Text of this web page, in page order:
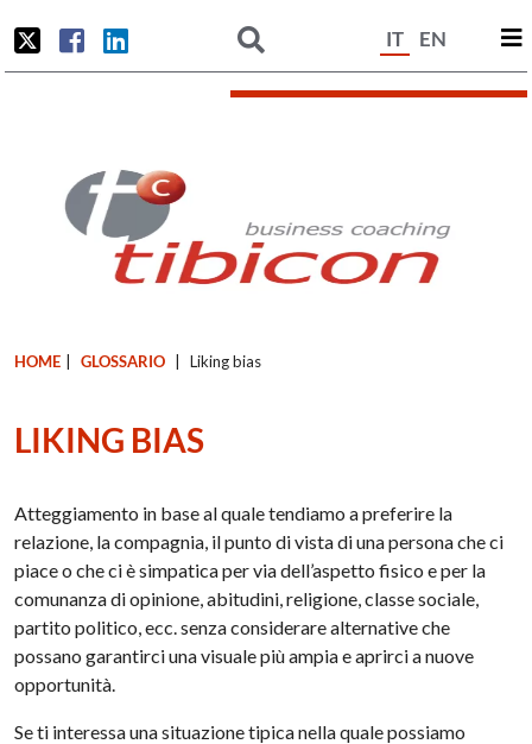
IT EN
HOME GLOSSARIO Liking bias
LIKING BIAS
Atteggiamento in base al quale tendiamo a preferire la
relazione, la compagnia, il punto di vista di una persona che ci
piace o che ci è simpatica per via dell’aspetto fisico e per la
comunanza di opinione, abitudini, religione, classe sociale,
partito politico, ecc. senza considerare alternative che
possano garantirci una visuale più ampia e aprirci a nuove
opportunità.
Se ti interessa una situazione tipica nella quale possiamo